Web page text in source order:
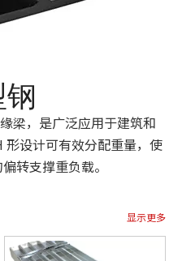
梁，是广泛应用于建筑和
设计可有效分配重量，使
转支撑重负载。
显示更多